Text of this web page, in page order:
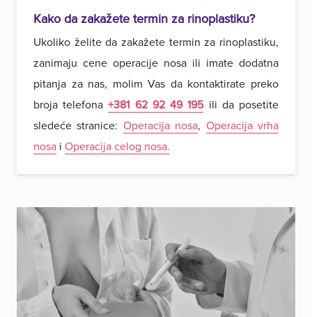
Kako da zakažete termin za rinoplastiku?
Ukoliko želite da zakažete termin za rinoplastiku,
zanimaju cene operacije nosa ili imate dodatna
pitanja za nas, molim Vas da kontaktirate preko
broja telefona+381 62 92 49 195ili da posetite
sledeće stranice: Operacija nosa, Operacija vrha
nosa i Operacija celog nosa.